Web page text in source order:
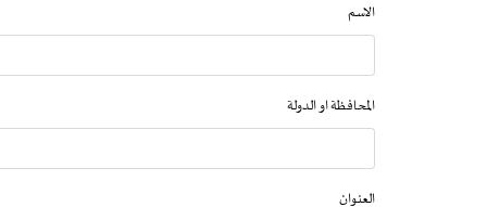
الاسم
المحافظة او الدولة
العنوان